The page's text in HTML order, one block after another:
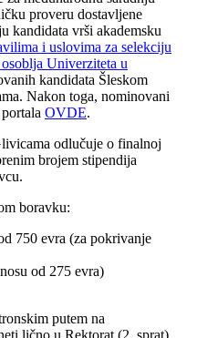
proveru dostavljene
kandidata vrši akademsku
i uslovima za selekciju
Univerziteta u
kandidata Šleskom
Nakon toga, nominovani
OVDE.
odlučuje o finalnoj
brojem stipendija
boravku:
750 evra (za pokrivanje
od 275 evra)
putem na